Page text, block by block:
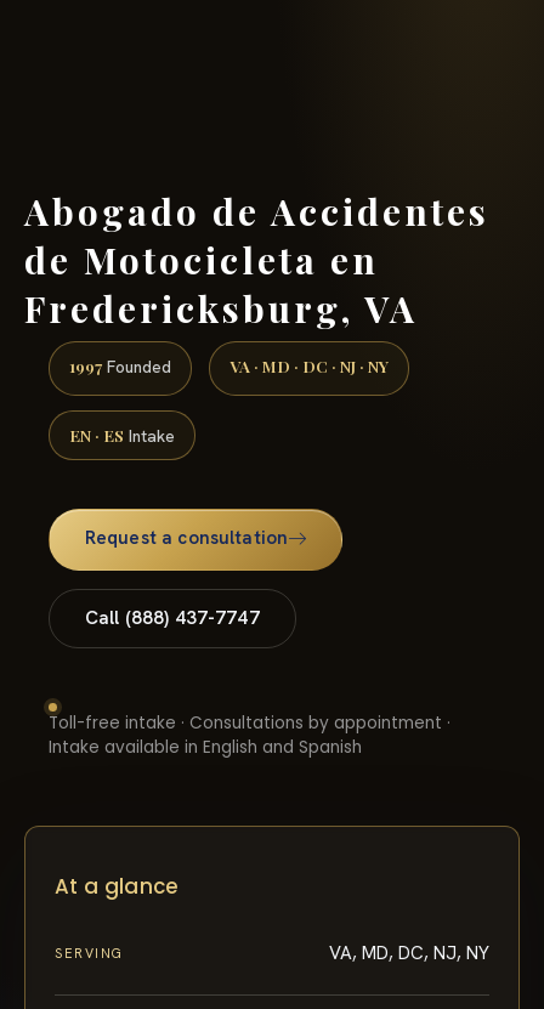
Abogado de Accidentes
de Motocicleta en
Fredericksburg, VA
1997 Founded VA · MD · DC · NJ · NY
EN · ES Intake
Request a consultation
Call (888) 437-7747
Toll-free intake · Consultations by appointment ·
Intake available in English and Spanish
At a glance
SERVING VA, MD, DC, NJ, NY